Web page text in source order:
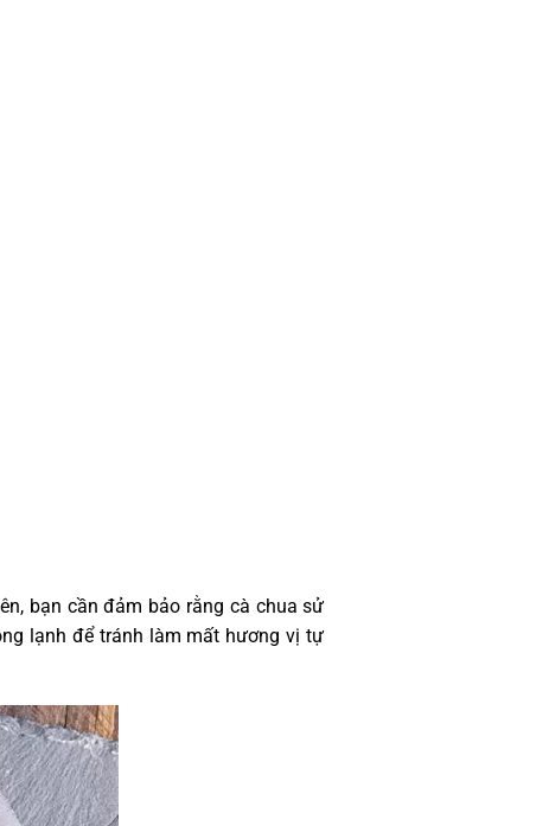
bạn cần đảm bảo rằng cà chua sử
lạnh để tránh làm mất hương vị tự